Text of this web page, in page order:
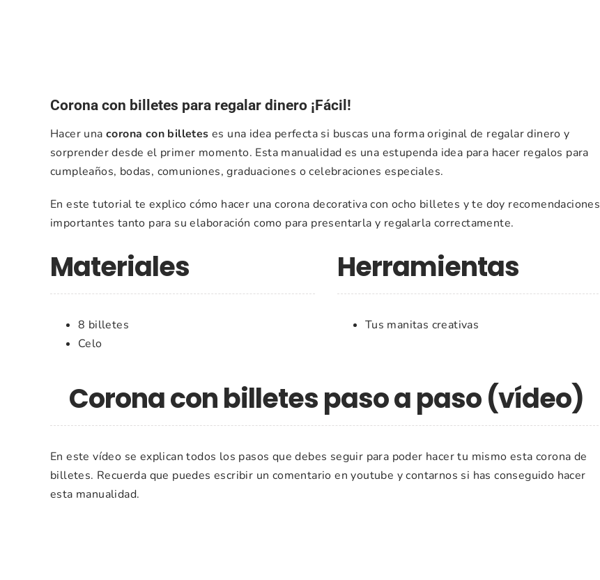
Corona con billetes para regalar dinero ¡Fácil!
Hacer una corona con billetes es una idea perfecta si buscas una forma original de regalar dinero y
sorprender desde el primer momento. Esta manualidad es una estupenda idea para hacer regalos para
cumpleaños, bodas, comuniones, graduaciones o celebraciones especiales.
En este tutorial te explico cómo hacer una corona decorativa con ocho billetes y te doy recomendaciones
importantes tanto para su elaboración como para presentarla y regalarla correctamente.
Materiales
8 billetes
Celo
Herramientas
Tus manitas creativas
Corona con billetes paso a paso (vídeo)
En este vídeo se explican todos los pasos que debes seguir para poder hacer tu mismo esta corona de
billetes. Recuerda que puedes escribir un comentario en youtube y contarnos si has conseguido hacer
esta manualidad.